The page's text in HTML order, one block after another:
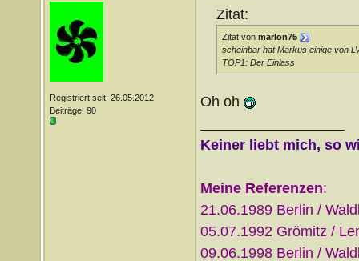
Registriert seit: 26.05.2012
Beiträge: 90
Zitat:
Zitat von marlon75
scheinbar hat Markus einige von
TOP1: Der Einlass
Oh oh
Keiner liebt mich, so
Meine Referenzen:
21.06.1989 Berlin /
05.07.1992 Grömitz /
09.06.1998 Berlin /